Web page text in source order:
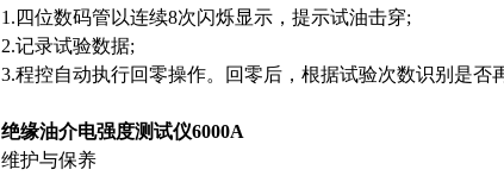
1.四位数码管以连续8次闪烁显示，提示试油击穿;
2.记录试验数据;
3.程控自动执行回零操作。回零后，根据试验次数识别是
绝缘油介电强度测试仪6000A
维护与保养